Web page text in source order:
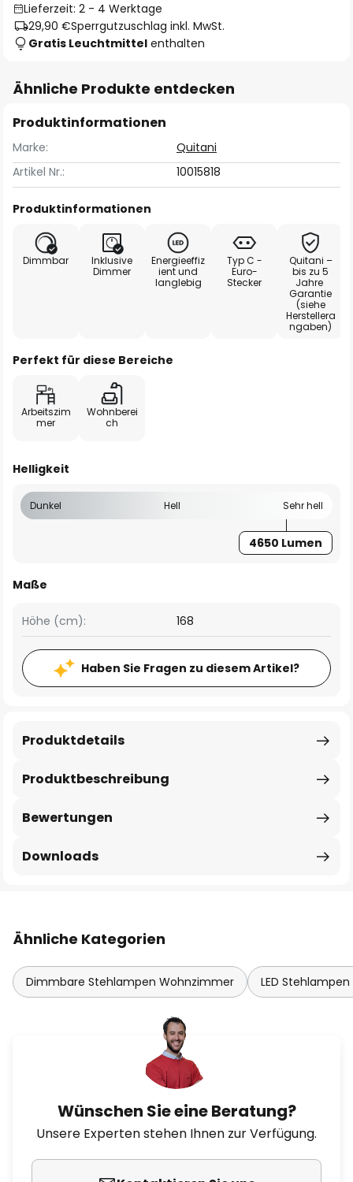
Lieferzeit: 2 - 4 Werktage
29,90 €Sperrgutzuschlag inkl. MwSt.
Gratis Leuchtmittel enthalten
Ähnliche Produkte entdecken
Produktinformationen
Marke:
Quitani
Artikel Nr.:
10015818
Produktinformationen
Dimmbar
Inklusive
Dimmer
Energieeffiz
ient und
langlebig
Typ C -
Euro-
Stecker
Quitani –
bis zu 5
Jahre
Garantie
(siehe
Herstellera
ngaben)
Perfekt für diese Bereiche
Arbeitszim
mer
Wohnberei
ch
Helligkeit
Dunkel Hell Sehr hell
4650 Lumen
Maße
Höhe (cm): 168
Haben Sie Fragen zu diesem Artikel?
Produktbeschreibung
Produktdetails
Bewertungen
Downloads
Ähnliche Kategorien
Dimmbare Stehlampen Wohnzimmer LED
Wünschen Sie eine Beratung?
Unsere Experten stehen Ihnen zur Verfügung.